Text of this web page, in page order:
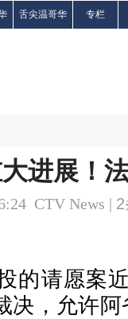
舌尖温哥华 专栏
进展！
CTV News | 2
的请愿案
决，允许